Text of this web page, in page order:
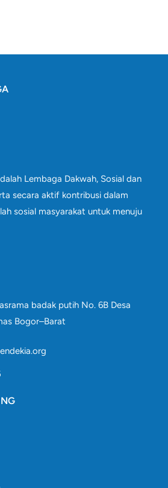
Lembaga Dakwah, Sosial dan
secara aktif kontribusi dalam
sosial masyarakat untuk menuju
badak putih No. 6B Desa
Bogor–Barat